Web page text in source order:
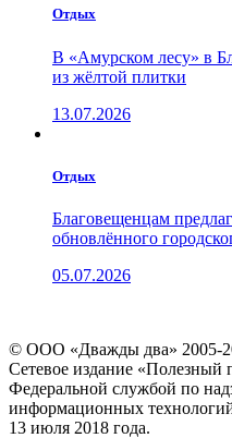
Отдых
В «Амурском лесу» в
из жёлтой плитки
13.07.2026
Отдых
Благовещенцам
обновлённого
05.07.2026
© ООО «Дважды два» 2005-
Сетевое издание «Полезный
Федеральной службой по
информационных
13 июля 2018 года.